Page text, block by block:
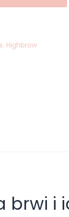
Highbrow
brwi i